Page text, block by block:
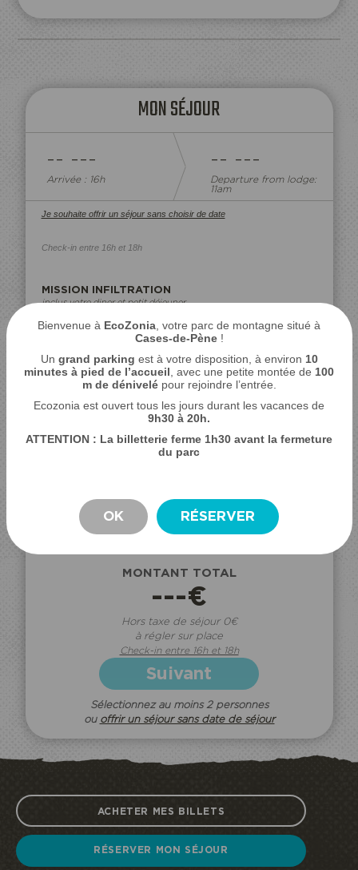
MON SÉJOUR
-- ---
Arrivée : 16h
-- ---
Departure from lodge:
11am
Je souhaite offrir un séjour sans choisir de date
Check-in entre 16h et 18h
MISSION INFILTRATION
inclus votre diner et petit déjeuner
ENFANTS - +
incluse)
-
Suppr.
MONTANT TOTAL
---€
Hors taxe de séjour 0€
à régler sur place
Check-in entre 16h et 18h
Suivant
Sélectionnez au moins 2 personnes
ou offrir un séjour sans date de séjour
ACHETER MES BILLETS
RÉSERVER MON SÉJOUR
ECOPARC
SEJOUR
Bienvenue à EcoZonia , votre parc de montagne situé à
Cases-de-Pène!
Un grand parking est à votre disposition, à environ 10
minutes à pied de l’accueil , avec une petite montée de 100
m de dénivelépour rejoindre l’entrée.
Ecozonia est ouvert tous les jours durant les vacances de
9h30 à 20h.
ATTENTION : La billetterie ferme 1h30 avant la fermeture
du parc
OK RÉSERVER